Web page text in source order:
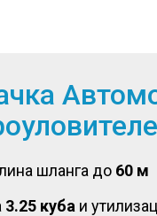
шланга до 60 м
3.25 куба и